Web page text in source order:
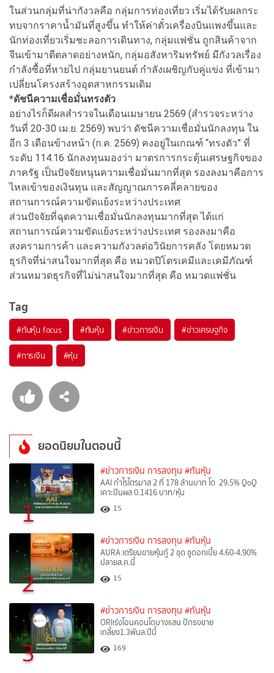
ในส่วนกลุ่มที่น่ากังวลคือ กลุ่มการท่องเที่ยว เริ่มได้รับผลกระ
ทบจากราคาน้ำมันที่สูงขึ้น ทำให้ค่าตั๋วเครื่องบินแพงขึ้นและ
นักท่องเที่ยวเริ่มชะลอการเดินทาง, กลุ่มแฟชั่น ถูกสินค้าจาก
จีนเข้ามาตีตลาดอย่างหนัก, กลุ่มอสังหาริมทรัพย์ มีกังวลเรื่อง
กำลังซื้อที่หายไป กลุ่มยานยนต์ กำลังเผชิญกับคู่แข่ง ที่เข้ามา
เปลี่ยนโครงสร้างอุตสาหกรรมเดิม
*ดัชนีความเชื่อมั่นทรงตัว
อย่างไรก็ดีผลสำรวจในเดือนเมษายน 2569 (สำรวจระหว่าง
วันที่ 20-30 เม.ย. 2569) พบว่า ดัชนีความเชื่อมั่นนักลงทุน ใน
อีก 3 เดือนข้างหน้า (ก.ค. 2569) คงอยู่ในเกณฑ์ “ทรงตัว” ที่
ระดับ 114.16 นักลงทุนมองว่า มาตรการกระตุ้นเศรษฐกิจของ
ภาครัฐ เป็นปัจจัยหนุนความเชื่อมั่นมากที่สุด รองลงมาคือการ
ไหลเข้าของเงินทุน และสัญญาณการคลี่คลายของ
สถานการณ์ความขัดแย้งระหว่างประเทศ
ส่วนปัจจัยที่ฉุดความเชื่อมั่นนักลงทุนมากที่สุด ได้แก่
สถานการณ์ความขัดแย้งระหว่างประเทศ รองลงมาคือ
สงครามการค้า และความกังวลต่อวินัยการคลัง โดยหมวด
ธุรกิจที่น่าสนใจมากที่สุด คือ หมวดปิโตรเคมีและเคมีภัณฑ์
ส่วนหมวดธุรกิจที่ไม่น่าสนใจมากที่สุด คือ หมวดแฟชั่น
Tag
#ทันหุ้น focus #ทันหุ้น #ข่าวการเงิน #ข่าวเศรษฐกิจ
#การเงิน #หุ้น
ยอดนิยมในตอนนี้
1
#ข่าวการเงิน การลงทุน #ทันหุ้น
AAI กำไรไตรมาส 2 ที่ 178 ล้านบาท โต 29.5% QoQ
เคาะปันผล 0.1416 บาท/หุ้น
15
2
#ข่าวการเงิน การลงทุน #ทันหุ้น
AURA เตรียมขายหุ้นกู้ 2 ชุด ชูดอกเบี้ย 4.60-4.90%
ปลายส.ค.นี้
15
3
#ข่าวการเงิน การลงทุน #ทันหุ้น
ORIเร่งโอนคอนโดบางแสน ปักธงขาย
เกลี้ยง1.3พันล.ปีนี้
169